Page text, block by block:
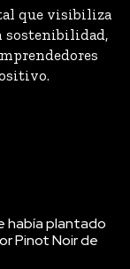
plantado
Pinot Noir de
el